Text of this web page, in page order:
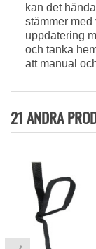
kan det
stämmer
uppdatering
och tanka
att manual
21 ANDRA